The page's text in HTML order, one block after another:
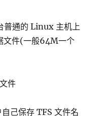
普通的 Linux 主机上
文件(一般64M一个
件
己保存 TFS 文件名